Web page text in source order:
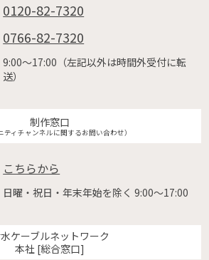
0120-82-7320
0766-82-7320
9:00〜17:00（左記以外は時間外受付に転
送）
制作窓口
ティチャンネルに関するお問い合わせ）
こちらから
日曜・祝日・年末年始を除く 9:00〜17:00
ケーブルネットワーク
本社 [総合窓口]